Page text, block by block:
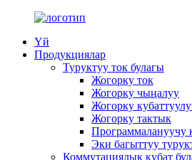
Үй
Продукциялар
Туруктуу ток булагы
Жогорку ток
Жогорку чыңалуу
Жогорку
Жогорку тактык
Программалануучу
Эки багыттуу
Коммутациялык кубат